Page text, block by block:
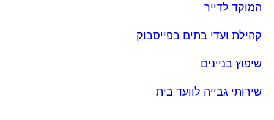
המוקד לדייר
קהילת ועדי בתים בפייסבוק
שיפוץ בניינים
שירותי גבייה לוועד בית